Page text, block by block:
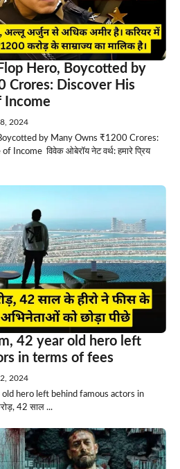
Hero, Boycotted by
Crores: Discover His
Income
2024
by Many Owns ₹1200 Crores:
Income विवेक ओबेरॉय नेट वर्थ: हमारे प्रिय
42 year old hero left
in terms of fees
2024
hero left behind famous actors in
42 साल ...